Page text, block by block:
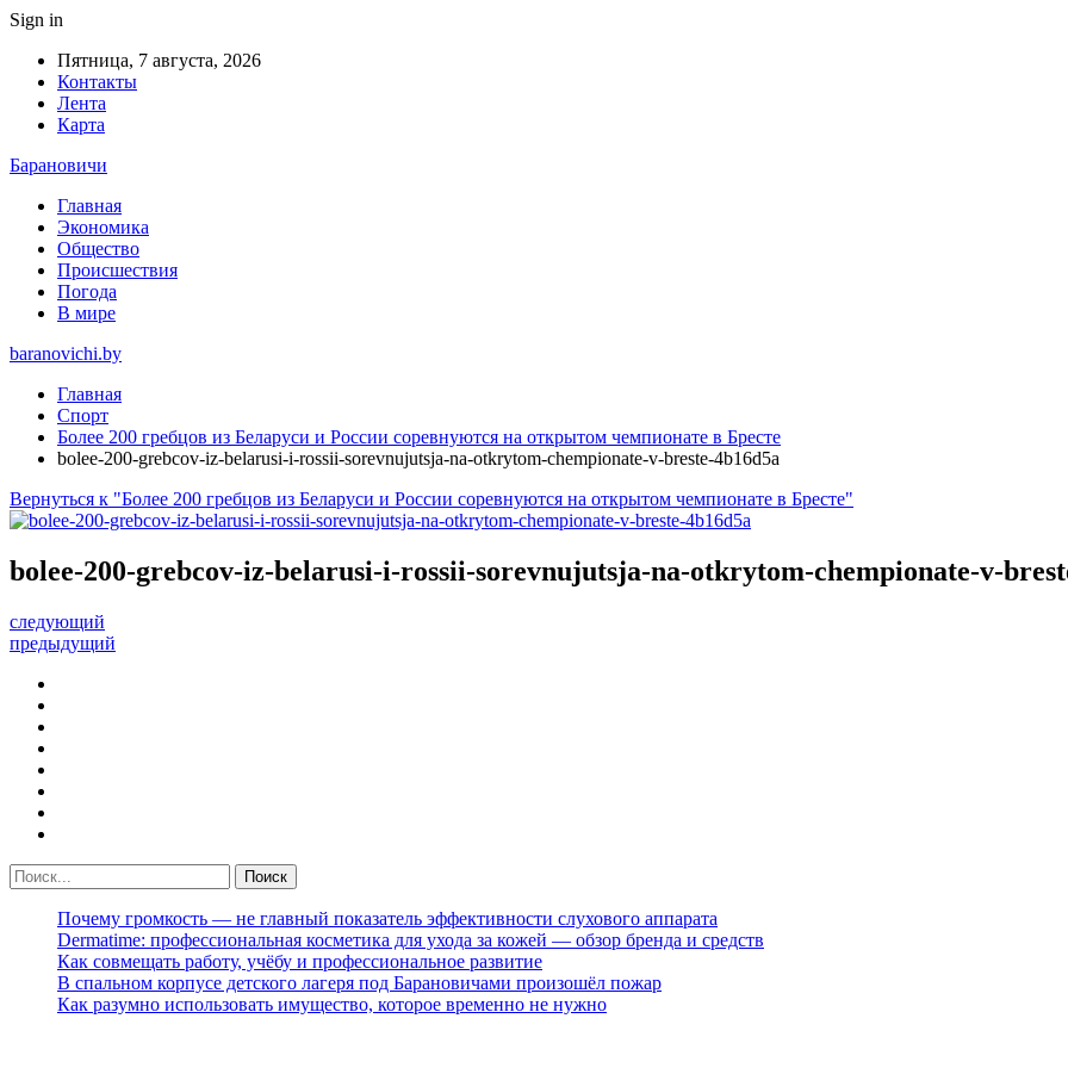
Sign in
Пятница, 7 августа, 2026
Контакты
Лента
Карта
Барановичи
Главная
Экономика
Общество
Происшествия
Погода
В мире
baranovichi.by
Главная
Спорт
Более 200 гребцов из Беларуси и России соревнуются на открытом чемпионате в Бресте
bolee-200-grebcov-iz-belarusi-i-rossii-sorevnujutsja-na-otkrytom-chempionate-v-breste-4b16d5a
Вернуться к "Более 200 гребцов из Беларуси и России соревнуются на открытом чемпионате в Бресте"
bolee-200-grebcov-iz-belarusi-i-rossii-sorevnujutsja-na-otkrytom-chempionate-v-
следующий
предыдущий
Почему громкость — не главный показатель эффективности слухового аппарата
Dermatime: профессиональная косметика для ухода за кожей — обзор бренда и средств
Как совмещать работу, учёбу и профессиональное развитие
В спальном корпусе детского лагеря под Барановичами произошёл пожар
Как разумно использовать имущество, которое временно не нужно